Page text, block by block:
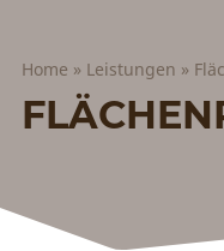
Home » Leistungen »